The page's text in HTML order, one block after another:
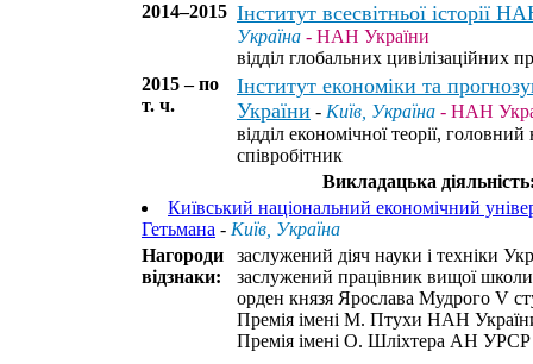
2014–2015 Інститут всесвітньої історії
Україна - НАН України
відділ глобальних цивілізаційних
2015 – по
т. ч.
Інститут економіки та
України - Київ, Україна - НАН
відділ економічної теорії,
співробітник
Викладацька
Київський національний економічний
Гетьмана - Київ, Україна
Нагороди
відзнаки:
заслужений діяч науки і техніки
заслужений працівник вищої
орден князя Ярослава Мудрого V
Премія імені М. Птухи НАН
Премія імені О. Шліхтера АН